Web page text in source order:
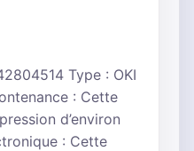
Type : OKI
: Cette
d’environ
: Cette